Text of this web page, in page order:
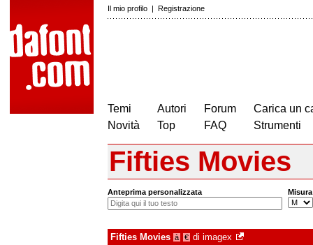
Il mio profilo | Registrazione
Temi
Novità
Autori
Top
Forum
FAQ
Carica un
Strumenti
Fifties Movies
Anteprima personalizzata Misura
Fifties Movies à € di imagex